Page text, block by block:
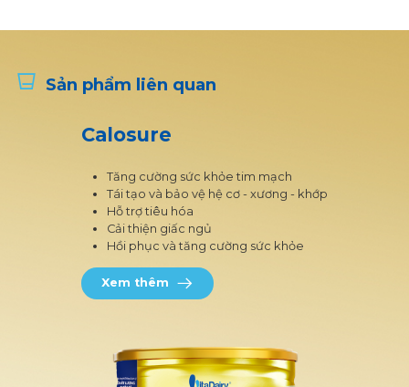
Sản phẩm liên quan
Calosure
Tăng cường sức khỏe tim mạch
Tái tạo và bảo vệ hệ cơ - xương - khớp
Hỗ trợ tiêu hóa
Cải thiện giấc ngủ
Hồi phục và tăng cường sức khỏe
Xem thêm